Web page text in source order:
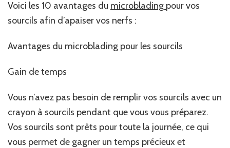
Voici les 10 avantages du microblading pour vos
sourcils afin d’apaiser vos nerfs :
Avantages du microblading pour les sourcils
Gain de temps
Vous n’avez pas besoin de remplir vos sourcils avec un
crayon à sourcils pendant que vous vous préparez.
Vos sourcils sont prêts pour toute la journée, ce qui
vous permet de gagner un temps précieux et